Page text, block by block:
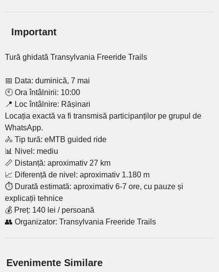
Important
Tură ghidată Transylvania Freeride Trails
📅 Data: duminică, 7 mai
🕙 Ora întâlnirii: 10:00
📍 Loc întâlnire: Rășinari
Locația exactă va fi transmisă participanților pe grupul de
WhatsApp.
🚴 Tip tură: eMTB guided ride
📊 Nivel: mediu
📏 Distanță: aproximativ 27 km
📈 Diferență de nivel: aproximativ 1.180 m
⏱ Durată estimată: aproximativ 6-7 ore, cu pauze și
explicații tehnice
💰 Preț: 140 lei / persoană
👥 Organizator: Transylvania Freeride Trails
Evenimente Similare